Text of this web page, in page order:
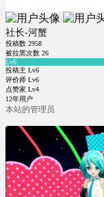
社长-河蟹
投稿数 2958
被拉黑次数 26
Lv6
投稿主 Lv6
评价师 Lv6
点赞家 Lv4
12年用户
本站的管理员